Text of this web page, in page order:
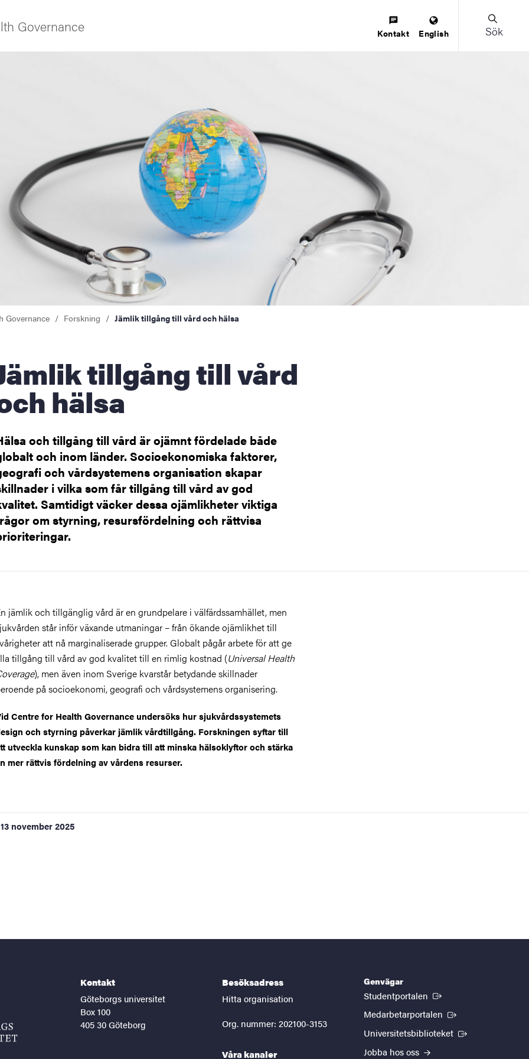
Governance Kontakt English Sök
Governance Forskning Jämlik tillgång till vård och hälsa
vård
hälsa
och tillgång till vård är ojämnt fördelade både
och inom länder. Socioekonomiska faktorer,
och vårdsystemens organisation skapar
i vilka som får tillgång till vård av god
Samtidigt väcker dessa ojämlikheter viktiga
om styrning, resursfördelning och rättvisa
jämlik och tillgänglig vård är en grundpelare i välfärdssamhället, men
står inför växande utmaningar – från ökande ojämlikhet till
att nå marginaliserade grupper. Globalt pågår arbete för att ge
tillgång till vård av god kvalitet till en rimlig kostnad (Universal Health
), men även inom Sverige kvarstår betydande skillnader
på socioekonomi, geografi och vårdsystemens organisering.
Centre for Health Governance undersöks hur sjukvårdssystemets
och styrning påverkar jämlik vårdtillgång. Forskningen syftar till
utveckla kunskap som kan bidra till att minska hälsoklyftor och stärka
mer rättvis fördelning av vårdens resurser.
13 november 2025
Kontakt
Göteborgs universitet
Box 100
405 30 Göteborg
Besöksadress
Hitta organisation
Org. nummer: 202100-3153
Våra kanaler
Genvägar
Studentportalen (Extern länk)
Medarbetarportalen (Extern länk)
Universitetsbiblioteket (Extern länk)
Jobba hos oss